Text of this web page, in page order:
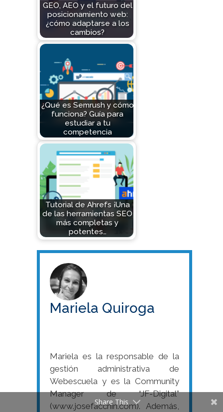
GEO, AEO y el futuro del
posicionamiento web:
¿cómo adaptarse a los
cambios?
¿Qué es Semrush y cómo
funciona? Guía para
estudiar a tu
competencia
Tutorial de Ahrefs ¡Una
de las herramientas SEO
más completas y
potentes…
Mariela Quiroga
Mariela es la responsable de la
gestión administrativa de
Webescuela y es la Community
Manager de “JF-Digital”
(www.josefacchin.com). Además,
Share This